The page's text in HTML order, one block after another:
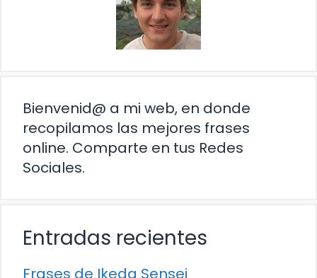
Bienvenid@ a mi web, en donde
recopilamos las mejores frases
online. Comparte en tus Redes
Sociales.
Entradas recientes
Frases de Ikeda Sensei